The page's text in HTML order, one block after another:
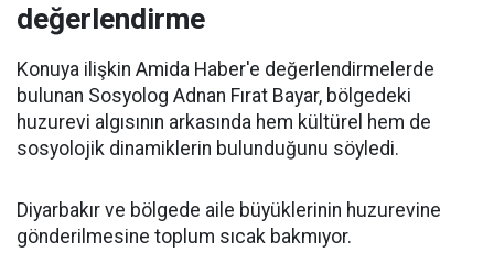
değerlendirme
Konuya ilişkin Amida Haber'e değerlendirmelerde
bulunan Sosyolog Adnan Fırat Bayar, bölgedeki
huzurevi algısının arkasında hem kültürel hem de
sosyolojik dinamiklerin bulunduğunu söyledi.
Diyarbakır ve bölgede aile büyüklerinin huzurevine
gönderilmesine toplum sıcak bakmıyor.